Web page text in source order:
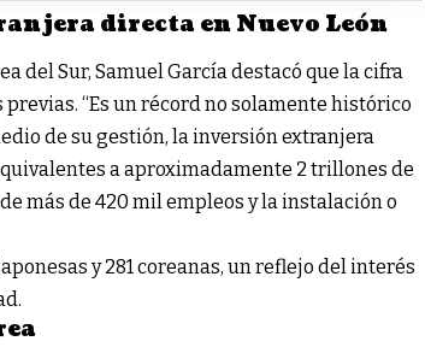
directa en Nuevo León
del Sur, Samuel García destacó que la cifra
“Es un récord no solamente histórico
de su gestión, la inversión extranjera
a aproximadamente 2 trillones de
más de 420 mil empleos y la instalación o
y 281 coreanas, un reflejo del interés